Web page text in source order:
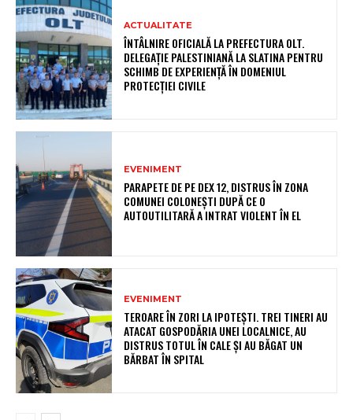
ACTUALITATE
ÎNTÂLNIRE OFICIALĂ LA PREFECTURA OLT.
DELEGAȚIE PALESTINIANĂ LA SLATINA PENTRU
SCHIMB DE EXPERIENȚĂ ÎN DOMENIUL
PROTECȚIEI CIVILE
EVENIMENT
PARAPETE DE PE DEX 12, DISTRUS ÎN ZONA
COMUNEI COLONEȘTI DUPĂ CE O
AUTOUTILITARĂ A INTRAT VIOLENT ÎN EL
EVENIMENT
TEROARE ÎN ZORI LA IPOTEȘTI. TREI TINERI AU
ATACAT GOSPODĂRIA UNEI LOCALNICE, AU
DISTRUS TOTUL ÎN CALE ȘI AU BĂGAT UN
BĂRBAT ÎN SPITAL